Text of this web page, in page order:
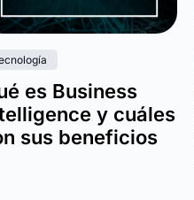
es Business
y cuáles
sus beneficios